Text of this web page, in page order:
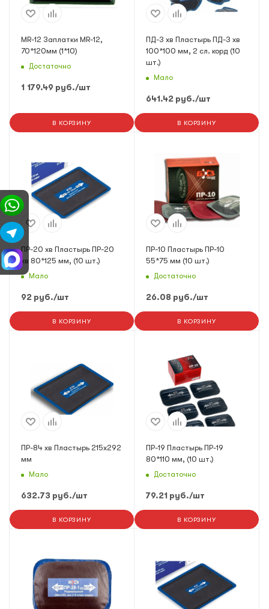
MR-12 Заплатки MR-12,
70*120мм (1*10)
Достаточно
1 179.49 руб./шт
В КОРЗИНУ
ПД-3 хв Пластырь ПД-3 хв
100*100 мм, 2 сл. корд (10
шт.)
Мало
641.42 руб./шт
В КОРЗИНУ
ПР-20 хв Пластырь ПР-20
хв 80*125 мм, (10 шт.)
Мало
92 руб./шт
В КОРЗИНУ
ПР-10 Пластырь ПР-10
55*75 мм (10 шт.)
Достаточно
26.08 руб./шт
В КОРЗИНУ
ПР-84 хв Пластырь 215х292
мм
Мало
632.73 руб./шт
В КОРЗИНУ
ПР-19 Пластырь ПР-19
80*110 мм, (10 шт.)
Достаточно
79.21 руб./шт
В КОРЗИНУ